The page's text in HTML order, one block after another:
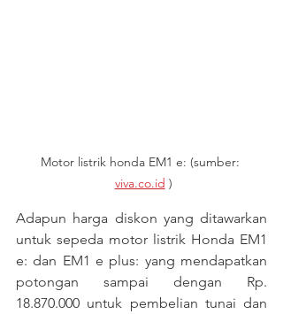
Motor listrik honda EM1 e: (sumber:
viva.co.id )
Adapun harga diskon yang ditawarkan
untuk sepeda motor listrik Honda EM1
e: dan EM1 e plus: yang mendapatkan
potongan sampai dengan Rp.
18.870.000 untuk pembelian tunai dan